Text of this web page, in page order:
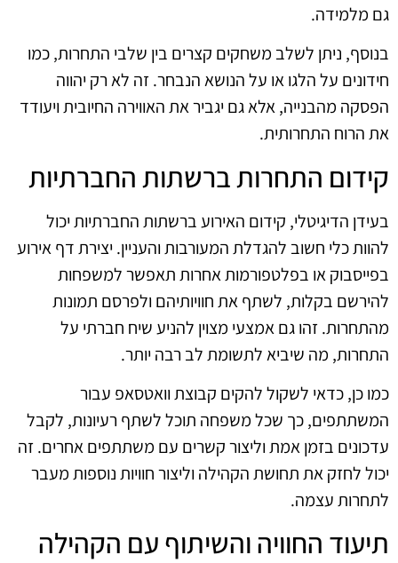
גם מלמידה.
בנוסף, ניתן לשלב משחקים קצרים בין שלבי התחרות, כמו
חידונים על הלגו או על הנושא הנבחר. זה לא רק יהווה
הפסקה מהבנייה, אלא גם יגביר את האווירה החיובית ויעודד
את הרוח התחרותית.
קידום התחרות ברשתות החברתיות
בעידן הדיגיטלי, קידום האירוע ברשתות החברתיות יכול
להוות כלי חשוב להגדלת המעורבות והעניין. יצירת דף אירוע
בפייסבוק או בפלטפורמות אחרות תאפשר למשפחות
להירשם בקלות, לשתף את חוויותיהם ולפרסם תמונות
מהתחרות. זהו גם אמצעי מצוין להניע שיח חברתי על
התחרות, מה שיביא לתשומת לב רבה יותר.
כמו כן, כדאי לשקול להקים קבוצת וואטסאפ עבור
המשתתפים, כך שכל משפחה תוכל לשתף רעיונות, לקבל
עדכונים בזמן אמת וליצור קשרים עם משתתפים אחרים. זה
יכול לחזק את תחושת הקהילה וליצור חוויות נוספות מעבר
לתחרות עצמה.
תיעוד החוויה והשיתוף עם הקהילה